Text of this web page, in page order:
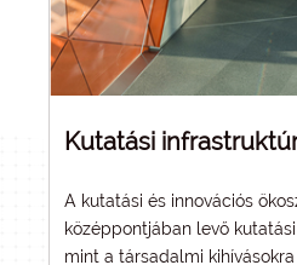
Kutatási
A kutatási és innovációs
középpontjában levő
mint a társadalmi